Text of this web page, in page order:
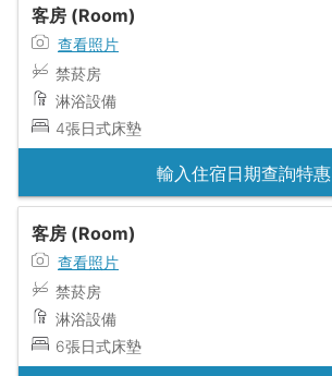
客房 (Room)
查看照片
禁菸房
淋浴設備
4張日式床墊
輸入住宿日期查詢特惠
客房 (Room)
查看照片
禁菸房
淋浴設備
6張日式床墊